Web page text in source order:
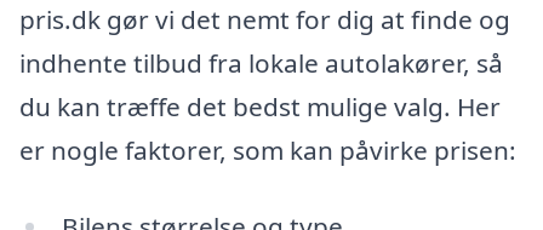
pris.dk gør vi det nemt for dig at finde og
indhente tilbud fra lokale autolakører, så
du kan træffe det bedst mulige valg. Her
er nogle faktorer, som kan påvirke prisen: